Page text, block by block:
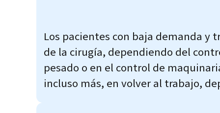
Los pacientes con baja demanda y
de la cirugía, dependiendo del
pesado o en el control de
incluso más, en volver al trabajo,